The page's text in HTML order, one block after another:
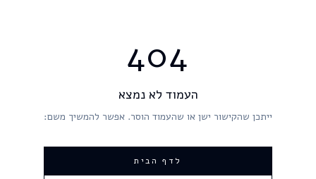
404
העמוד לא נמצא
ייתכן שהקישור ישן או שהעמוד הוסר. אפשר להמשיך משם:
לדף הבית